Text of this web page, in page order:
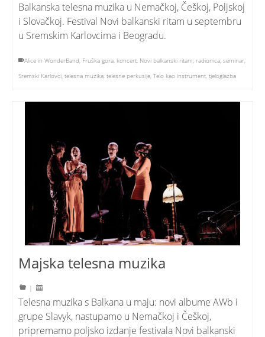
Balkanska telesna muzika u Nemačkoj, Češkoj, Poljskoj
i Slovačkoj. Festival Novi balkanski ritam u septembru
u Sremskim Karlovcima i Beogradu.
Alice in WonderBand, Fruška gora, koncert, Novi balkanski ritam, radionica, seminar,
Sremski Karlovci, telesna muzika, telesne perkusije, Telo kao instrument, tjeloglazba
Majska telesna muzika
|
Telesna muzika s Balkana u maju: novi albume AWb i
grupe Slavyk, nastupamo u Nemačkoj i Češkoj,
pripremamo poljsko izdanje festivala Novi balkanski